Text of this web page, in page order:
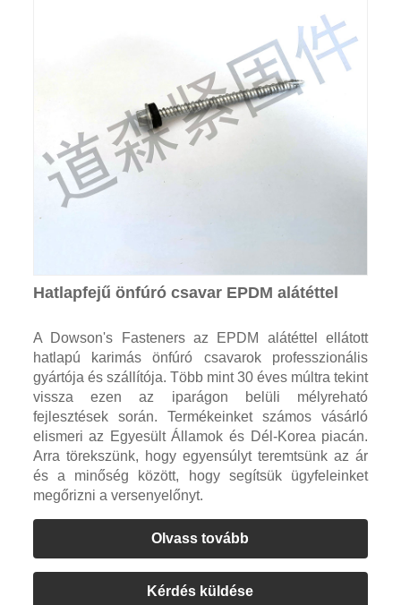
Hatlapfejű önfúró csavar EPDM alátéttel
A Dowson's Fasteners az EPDM alátéttel ellátott
hatlapú karimás önfúró csavarok professzionális
gyártója és szállítója. Több mint 30 éves múltra tekint
vissza ezen az iparágon belüli mélyreható
fejlesztések során. Termékeinket számos vásárló
elismeri az Egyesült Államok és Dél-Korea piacán.
Arra törekszünk, hogy egyensúlyt teremtsünk az ár
és a minőség között, hogy segítsük ügyfeleinket
megőrizni a versenyelőnyt.
Olvass tovább
Kérdés küldése